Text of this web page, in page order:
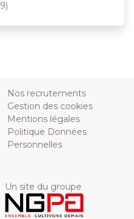
Nos recrutements
Gestion des cookies
Mentions légales
Politique Données
Personnelles
Un site du groupe